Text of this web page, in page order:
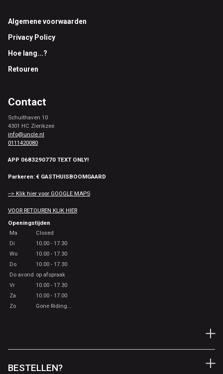
Footer
Algemene voorwaarden
Privacy Policy
Hoe lang...?
Retouren
Contact
Schuithaven 10
4301 HC Zierikzee
info@uncle.nl
0111420080
APP 0683290770 TEXT ONLY!
Parkeren: € GASTHUISBOOMGAARD
--> Klik hier voor GOOGLE MAPS
VOOR RETOUREN KLIK HIER
Openingstijden
Ma
Closed
Di
10.00 - 17.30
Wo
10.00 - 17.30
Do
10.00 - 17.30
Do avond op afspraak
Vr
10.00 - 17.30
Za
10.00 - 17.00
Zo
Gone Riding...
BESTELLEN?